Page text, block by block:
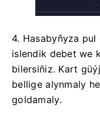
4. Hasabyňyza
islendik debet we
bilersiňiz. Kart
bellige alynmaly
goldamaly.